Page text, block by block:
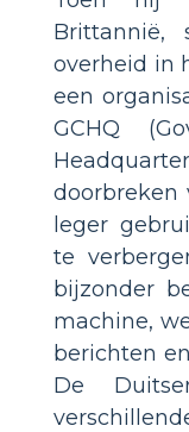
overheid in
een
GCHQ
doorbreken
leger
te
bijzonder
machine,
berichten
De